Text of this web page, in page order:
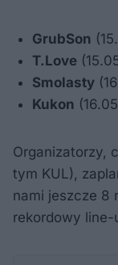
GrubSon
T.Love
Smolasty
Kukon
Organizatorzy,
tym KUL),
nami jeszcze 8
rekordowy line-